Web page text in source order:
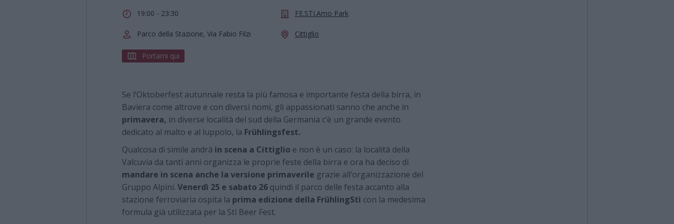
19:00 - 23:30 FE.STI.Amo Park
Parco della Stazione, Via Fabio Filzi Cittiglio
Portami qui
Se l’Oktoberfest autunnale resta la più famosa e importante festa della birra, in
Baviera come altrove e con diversi nomi, gli appassionati sanno che anche in
primavera, in diverse località del sud della Germania c’è un grande evento
dedicato al malto e al luppolo, la Frühlingsfest.
Qualcosa di simile andrà in scena a Cittiglio e non è un caso: la località della
Valcuvia da tanti anni organizza le proprie feste della birra e ora ha deciso di
mandare in scena anche la versione primaverile grazie all’organizzazione del
Gruppo Alpini. Venerdì 25 e sabato 26 quindi il parco delle festa accanto alla
stazione ferroviaria ospita la prima edizione della FrühlingStì con la medesima
formula già utilizzata per la Stì Beer Fest.